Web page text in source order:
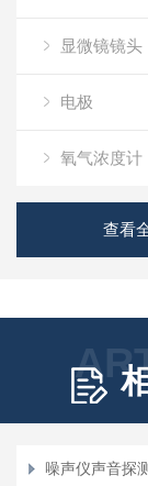
显微镜镜头
电极
氧气浓度计
查看